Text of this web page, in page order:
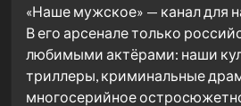
«Наше мужское» — канал для
В его арсенале только
любимыми актёрами: наши
триллеры, криминальные
многосерийное